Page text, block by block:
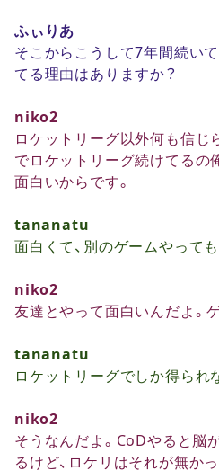
ふぃりあ
そこからこうして7年間続い
てる理由はありますか？
niko2
ロケットリーグ以外何も信じ
でロケットリーグ続けてるの
面白いからです。
tananatu
面白くて、別のゲームやって
niko2
友達とやって面白いんだよ。
tananatu
ロケットリーグでしか得られ
niko2
そうなんだよ。CoDやると脳
るけど、ロケリはそれが無か